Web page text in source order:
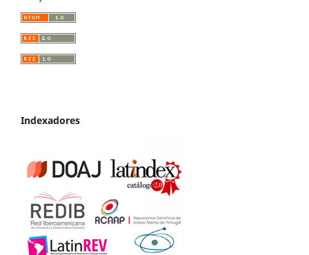
Indexadores